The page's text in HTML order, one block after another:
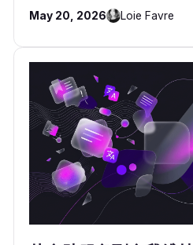
May 20, 2026 Loie Favre